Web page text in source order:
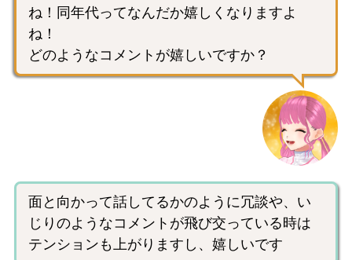
ね！同年代ってなんだか嬉しくなりますよ
ね！
どのようなコメントが嬉しいですか？
面と向かって話してるかのように冗談や、い
じりのようなコメントが飛び交っている時は
テンションも上がりますし、嬉しいです